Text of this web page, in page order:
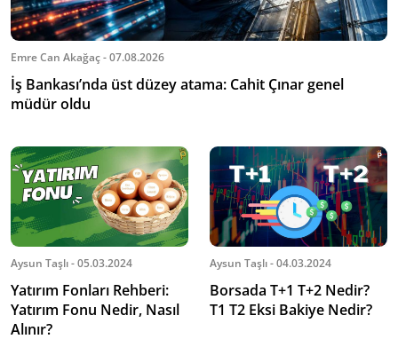
Emre Can Akağaç - 07.08.2026
İş Bankası’nda üst düzey atama: Cahit Çınar genel
müdür oldu
Aysun Taşlı - 05.03.2024
Yatırım Fonları Rehberi:
Yatırım Fonu Nedir, Nasıl
Alınır?
Aysun Taşlı - 04.03.2024
Borsada T+1 T+2 Nedir?
T1 T2 Eksi Bakiye Nedir?